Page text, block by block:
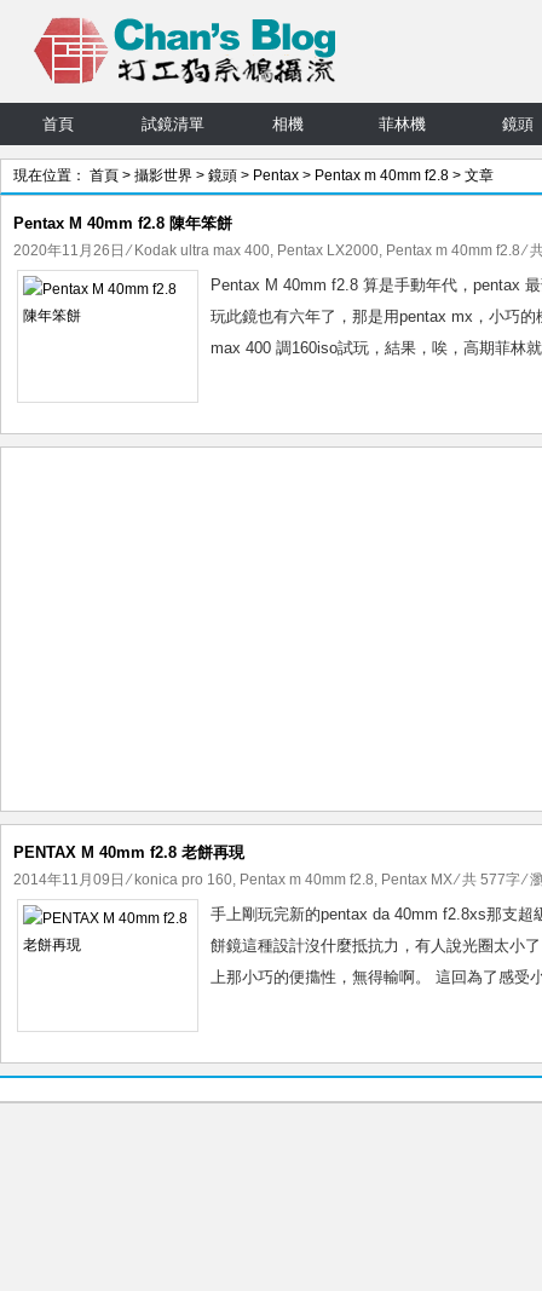
首頁 試鏡清單 相機 菲林機 鏡頭
現在位置： 首頁 > 攝影世界 > 鏡頭 > Pentax > Pentax m 40mm f2.8 > 文章
Pentax M 40mm f2.8 陳年笨餅
2020年11月26日 ⁄ Kodak ultra max 400, Pentax LX2000, Pentax m 40mm f2.8⁄
Pentax M 40mm f2.8 算是手動年代，pentax
玩此鏡也有六年了，那是用pentax mx，小巧
max 400 調160iso試玩，結果，唉，高期菲林
PENTAX M 40mm f2.8 老餅再現
2014年11月09日 ⁄ konica pro 160, Pentax m 40mm f2.8, Pentax MX⁄ 共 577字 ⁄
手上剛玩完新的pentax da 40mm f2.8xs那支
餅鏡這種設計沒什麼抵抗力，有人說光圈太小
上那小巧的便㩦性，無得輸啊。 這回為了感受